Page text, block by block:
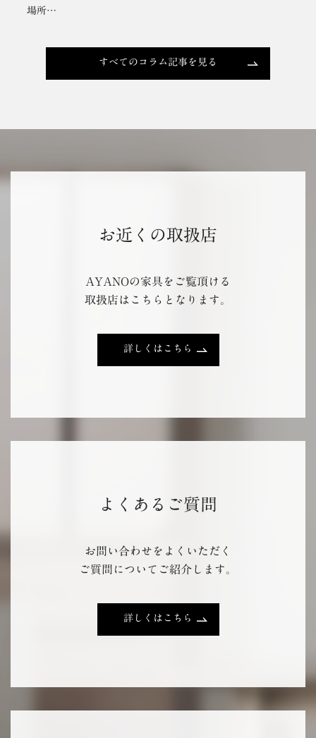
場所…
すべてのコラム記事を見る
お近くの取扱店
AYANOの家具をご覧頂ける
取扱店はこちらとなります。
詳しくはこちら
よくあるご質問
お問い合わせをよくいただく
ご質問についてご紹介します。
詳しくはこちら